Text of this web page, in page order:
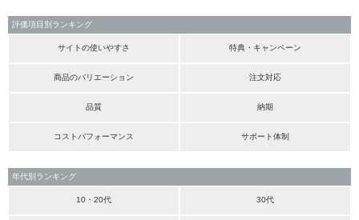
評価項目別ランキング
サイトの使いやすさ 特典・キャンペーン
商品のバリエーション 注文対応
品質 納期
コストパフォーマンス サポート体制
年代別ランキング
10・20代 30代